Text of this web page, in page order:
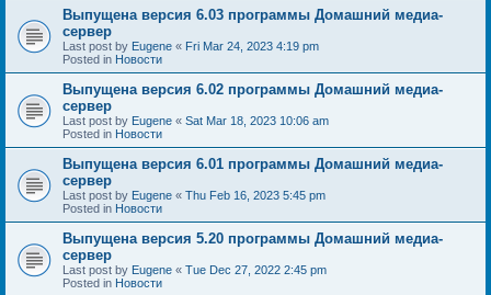
Выпущена версия 6.03 программы Домашний медиа-
сервер
Last post by Eugene « Fri Mar 24, 2023 4:19 pm
Posted in Новости
Выпущена версия 6.02 программы Домашний медиа-
сервер
Last post by Eugene « Sat Mar 18, 2023 10:06 am
Posted in Новости
Выпущена версия 6.01 программы Домашний медиа-
сервер
Last post by Eugene « Thu Feb 16, 2023 5:45 pm
Posted in Новости
Выпущена версия 5.20 программы Домашний медиа-
сервер
Last post by Eugene « Tue Dec 27, 2022 2:45 pm
Posted in Новости